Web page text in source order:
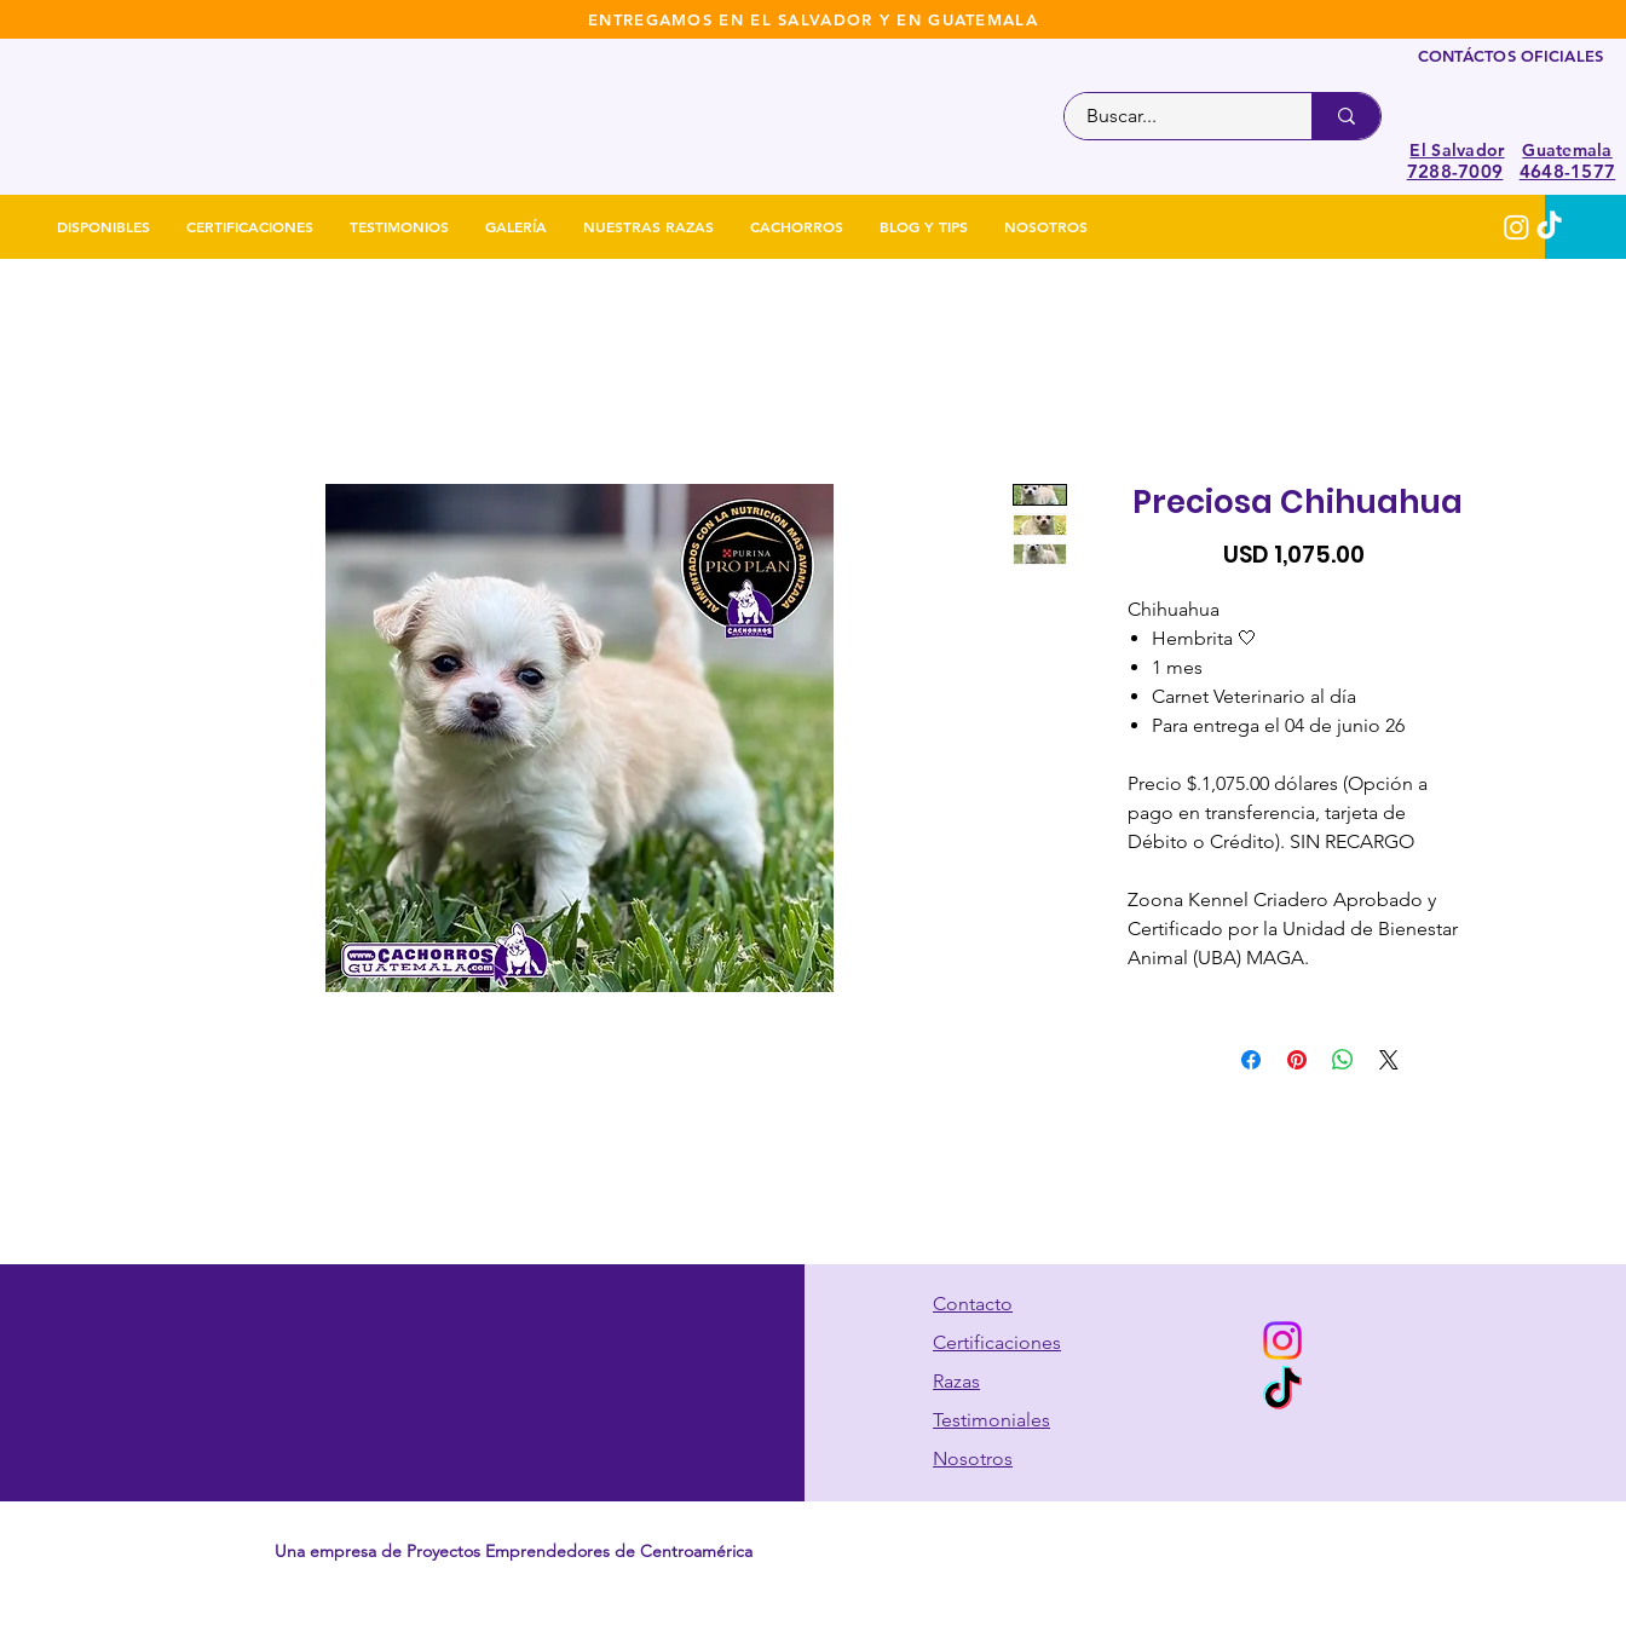
ENTREGAMOS EN EL SALVADOR Y EN GUATEMALA
CONTÁCTOS OFICIALES
Guatemala
El Salvador
7288-7009 4648-1577
DISPONIBLES CERTIFICACIONES TESTIMONIOS GALERÍA NUESTRAS RAZAS CACHORROS BLOG Y TIPS NOSOTROS
Preciosa Chihuahua
USD 1,075.00
Chihuahua
Hembrita 🤍
1 mes
Carnet Veterinario al día
Para entrega el 04 de junio 26
Precio $.1,075.00 dólares (Opción a
pago en transferencia, tarjeta de
Débito o Crédito). SIN RECARGO
Zoona Kennel Criadero Aprobado y
Certificado por la Unidad de Bienestar
Animal (UBA) MAGA.
Contacto
Certificaciones
Razas
Testimoniales
Nosotros
Una empresa de Proyectos Emprendedores de Centroamérica